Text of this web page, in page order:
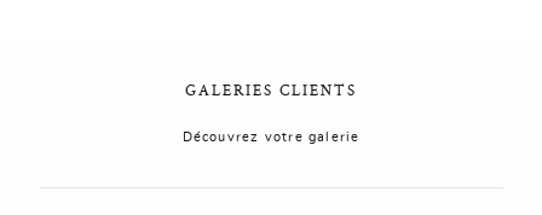
GALERIES CLIENTS
Découvrez votre galerie